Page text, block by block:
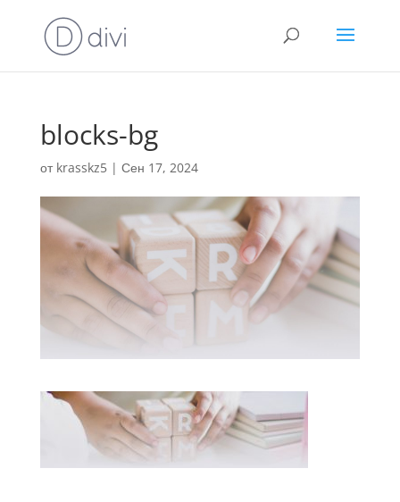
blocks-bg
от krasskz5| Сен 17, 2024